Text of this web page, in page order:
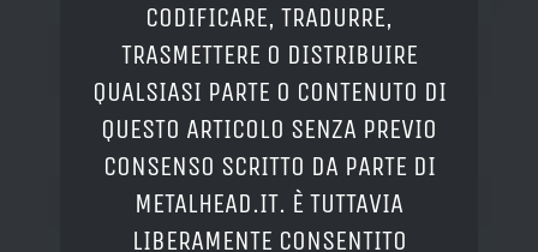
CODIFICARE, TRADURRE,
TRASMETTERE O DISTRIBUIRE
QUALSIASI PARTE O CONTENUTO DI
QUESTO ARTICOLO SENZA PREVIO
CONSENSO SCRITTO DA PARTE DI
METALHEAD.IT. È TUTTAVIA
LIBERAMENTE CONSENTITO